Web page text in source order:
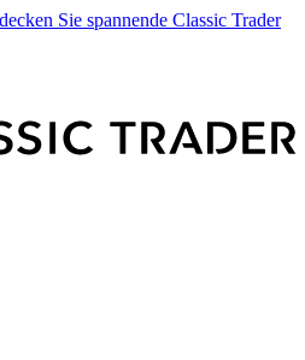
Sie spannende Classic Trader